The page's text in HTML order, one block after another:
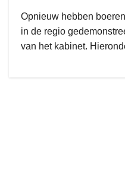
Opnieuw hebben
in de regio
van het kabinet.